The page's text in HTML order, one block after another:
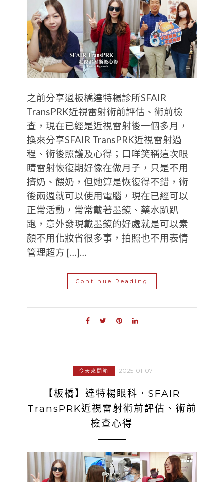
之前分享過板橋達特楊診所SFAIR
TransPRK近視雷射術前評估、術前檢
查，現在已經是近視雷射後一個多月，
換來分享SFAIR TransPRK近視雷射過
程、術後照護及心得；口咩笑稱這次眼
睛雷射恢復期好像在做月子，只是不用
擠奶、餵奶，但她算是恢復得不錯，術
後兩週就可以使用電腦，現在已經可以
正常活動，常常戴著墨鏡、藥水趴趴
跑，意外發現戴墨鏡的好處就是可以素
顏不用化妝省很多事，拍照也不用表情
管理超方 […]…
Continue Reading
今天來開箱 2025-01-07
【板橋】達特楊眼科．SFAIR
TransPRK近視雷射術前評估、術前
檢查心得